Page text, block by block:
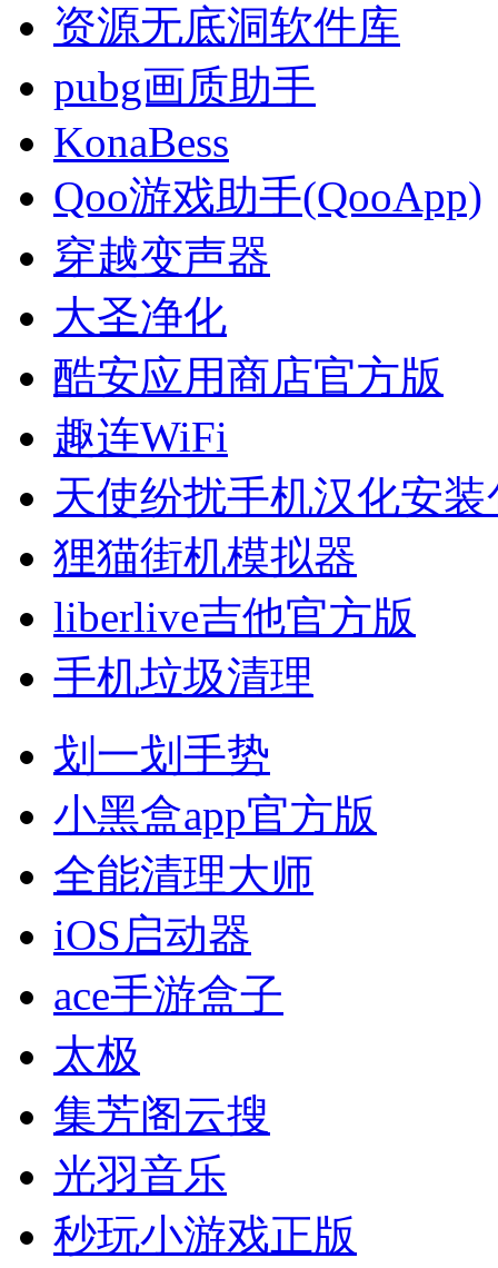
资源无底洞软件库
pubg画质助手
KonaBess
Qoo游戏助手(QooApp)
穿越变声器
大圣净化
酷安应用商店官方版
趣连WiFi
天使纷扰手机汉化安装
狸猫街机模拟器
liberlive吉他官方版
手机垃圾清理
划一划手势
小黑盒app官方版
全能清理大师
iOS启动器
ace手游盒子
太极
集芳阁云搜
光羽音乐
秒玩小游戏正版